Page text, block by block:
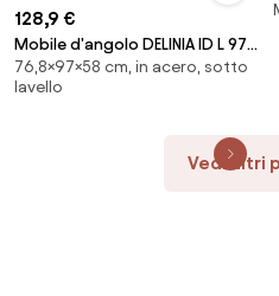
128,9 €
Mobile d'angolo DELINIA ID L 97 x
H 76.8 x Sp 58 cm bianco
76,8×97×58 cm, in acero, sotto
lavello
Vedi altri